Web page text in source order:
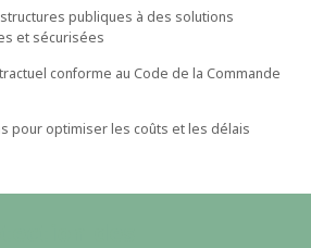
publiques à des solutions
et sécurisées
conforme au Code de la Commande
pour optimiser les coûts et les délais